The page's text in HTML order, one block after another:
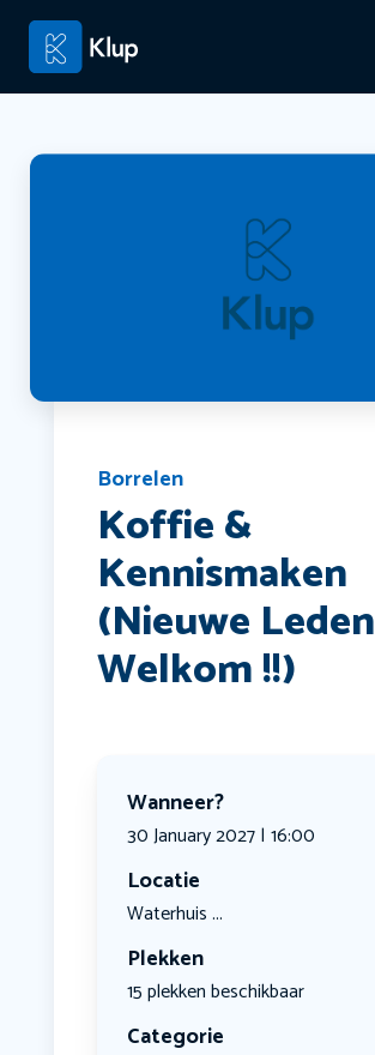
Borrelen
Koffie &
Kennismaken
(Nieuwe Leden
Welkom !!)
Wanneer?
30 January 2027 | 16:00
Locatie
Waterhuis ...
Plekken
15 plekken beschikbaar
Categorie